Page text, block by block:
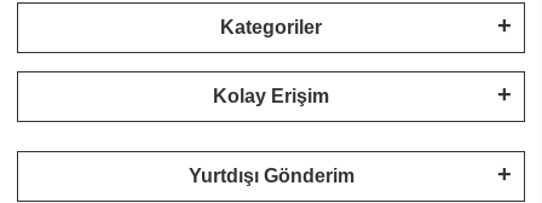
Kategoriler
Kolay Erişim
Yurtdışı Gönderim